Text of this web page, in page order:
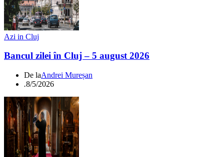
Azi in Cluj
Bancul zilei în Cluj – 5 august 2026
De laAndrei Mureșan
.8/5/2026